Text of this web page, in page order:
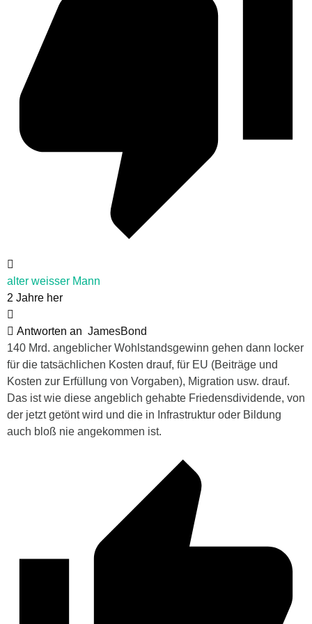
alter weisser Mann
2 Jahre her
Antworten an JamesBond
140 Mrd. angeblicher Wohlstandsgewinn gehen dann locker
für die tatsächlichen Kosten drauf, für EU (Beiträge und
Kosten zur Erfüllung von Vorgaben), Migration usw. drauf.
Das ist wie diese angeblich gehabte Friedensdividende, von
der jetzt getönt wird und die in Infrastruktur oder Bildung
auch bloß nie angekommen ist.